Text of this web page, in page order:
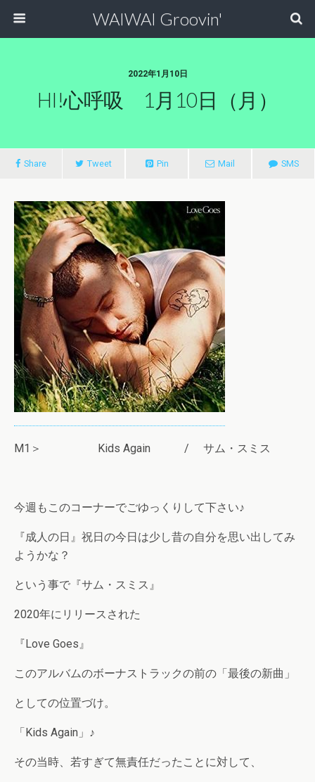
WAIWAI Groovin'
2022年1月10日
HI!心呼吸 1月10日（月）
Share Tweet Pin Mail SMS
M1＞ Kids Again / サム・スミス
今週もこのコーナーでごゆっくりして下さい♪
『成人の日』祝日の今日は少し昔の自分を思い出してみ
ようかな？
という事で『サム・スミス』
2020年にリリースされた
『Love Goes』
このアルバムのボーナストラックの前の「最後の新曲」
としての位置づけ。
「Kids Again」♪
その当時、若すぎて無責任だったことに対して、